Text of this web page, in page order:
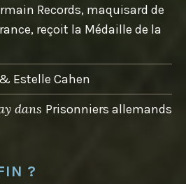
Records, maquisard de
reçoit la Médaille de la
Estelle Cahen
dans Prisonniers allemands
?